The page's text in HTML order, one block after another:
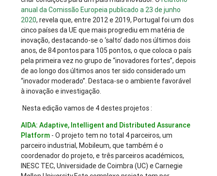
anual da Comissão Europeia publicado a 23 de junho
2020, revela que, entre 2012 e 2019, Portugal foi um dos
cinco países da UE que mais progrediu em matéria de
inovação, destacando-se o ‘salto’ dado nos últimos dois
anos, de 84 pontos para 105 pontos, o que coloca o país
pela primeira vez no grupo de “inovadores fortes”, depois
de ao longo dos últimos anos ter sido considerado um
“inovador moderado”. Destaca-se o ambiente favorável
à inovação e investigação.
Nesta edição vamos de 4 destes projetos :
AIDA: Adaptive, Intelligent and Distributed Assurance
Platform - O projeto tem no total 4 parceiros, um
parceiro industrial, Mobileum, que também é o
coordenador do projeto, e três parceiros académicos,
INESC TEC, Universidade de Coimbra (UC) e Carnegie